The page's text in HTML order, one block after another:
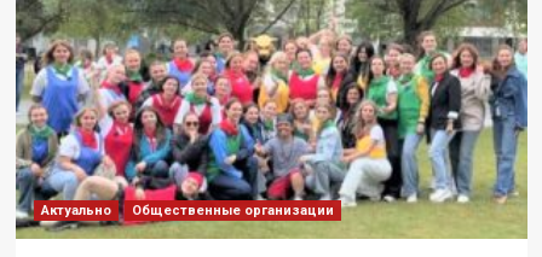
Актуально Общественные организации